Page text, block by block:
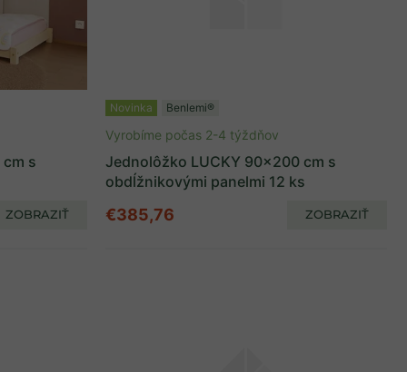
s
ZOBRAZIŤ
Novinka Benlemi®
Jednolôžko LUCKY 90x200 cm s
obdĺžnikovými panelmi 12 ks
Vyrobíme počas 2-4 týždňov
€385,76 ZOBRAZIŤ